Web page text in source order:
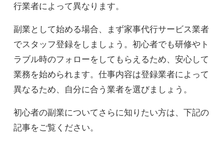
行業者によって異なります。
副業として始める場合、まず家事代行サービス業者
でスタッフ登録をしましょう。初心者でも研修やト
ラブル時のフォローをしてもらえるため、安心して
業務を始められます。仕事内容は登録業者によって
異なるため、自分に合う業者を選びましょう。
初心者の副業についてさらに知りたい方は、下記の
記事をご覧ください。